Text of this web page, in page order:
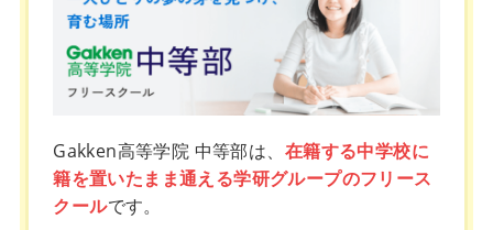
Gakken高等学院 中等部は、 在籍する中学校に
籍を置いたまま通える学研グループのフリース
クールです。